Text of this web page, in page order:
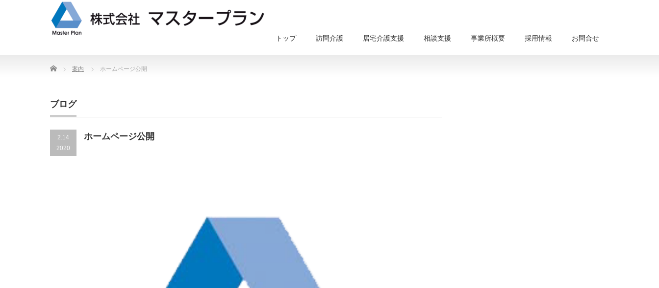
トップ 訪問介護 居宅介護支援 相談支援 事業所概要 採用情報 お問合せ
Home 案内 ホームページ公開
ブログ
2.14
2020
ホームページ公開